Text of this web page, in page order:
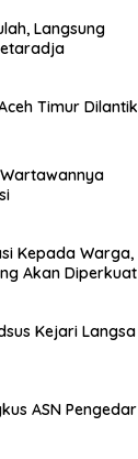
Langsung
Timur Dilantik
Kepada Warga,
Akan Diperkuat
Kejari Langsa
ASN Pengedar